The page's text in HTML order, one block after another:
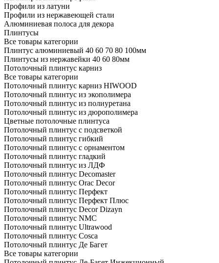
Профили из латуни
Профили из нержавеющей стали
Алюминиевая полоса для декора
Плинтусы
Все товары категории
Плинтус алюминиевый 40 60 70 80 100мм
Плинтусы из нержавейки 40 60 80мм
Потолочный плинтус карниз
Все товары категории
Потолочный плинтус карниз HIWOOD
Потолочный плинтус из экополимера
Потолочный плинтус из полиуретана
Потолочный плинтус из дюрополимера
Цветные потолочные плинтуса
Потолочный плинтус с подсветкой
Потолочный плинтус гибкий
Потолочный плинтус с орнаментом
Потолочный плинтус гладкий
Потолочный плинтус из ЛДФ
Потолочный плинтус Decomaster
Потолочный плинтус Orac Decor
Потолочный плинтус Перфект
Потолочный плинтус Перфект Плюс
Потолочный плинтус Dеcor Dizayn
Потолочный плинтус NMC
Потолочный плинтус Ultrawood
Потолочный плинтус Cosca
Потолочный плинтус Де Багет
Все товары категории